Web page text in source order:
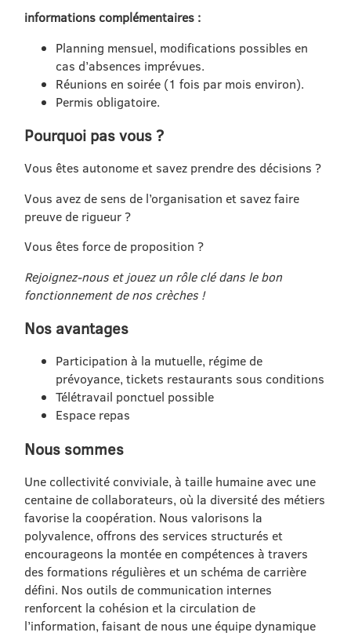
informations complémentaires :
Planning mensuel, modifications possibles en
cas d’absences imprévues.
Réunions en soirée (1 fois par mois environ).
Permis obligatoire.
Pourquoi pas vous ?
Vous êtes autonome et savez prendre des décisions ?
Vous avez de sens de l’organisation et savez faire
preuve de rigueur ?
Vous êtes force de proposition ?
Rejoignez-nous et jouez un rôle clé dans le bon
fonctionnement de nos crèches !
Nos avantages
Participation à la mutuelle, régime de
prévoyance, tickets restaurants sous conditions
Télétravail ponctuel possible
Espace repas
Nous sommes
Une collectivité conviviale, à taille humaine avec une
centaine de collaborateurs, où la diversité des métiers
favorise la coopération. Nous valorisons la
polyvalence, offrons des services structurés et
encourageons la montée en compétences à travers
des formations régulières et un schéma de carrière
défini. Nos outils de communication internes
renforcent la cohésion et la circulation de
l’information, faisant de nous une équipe dynamique